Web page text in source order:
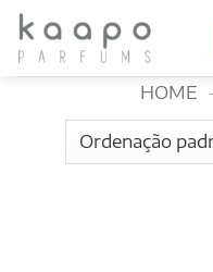
Skip
content
HOME